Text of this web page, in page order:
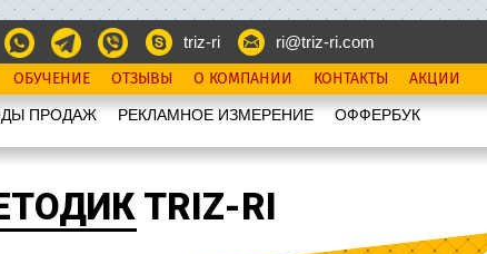
triz-ri ri@triz-ri.com
ОБУЧЕНИЕ ОТЗЫВЫ О КОМПАНИИ КОНТАКТЫ АКЦИИ
ПРОДАЖ РЕКЛАМНОЕ ИЗМЕРЕНИЕ OФФЕРБУК
TRIZ-RI